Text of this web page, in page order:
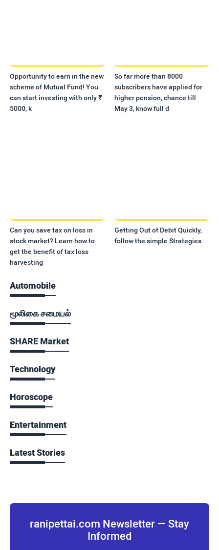
Opportunity to earn in the new
scheme of Mutual Fund! You
can start investing with only ₹
5000, k
So far more than 8000
subscribers have applied for
higher pension, chance till
May 3, know full d
Can you save tax on loss in
stock market? Learn how to
get the benefit of tax loss
harvesting
Getting Out of Debit Quickly,
follow the simple Strategies
Automobile
மூலிகை சமையல்
SHARE Market
Technology
Horoscope
Entertainment
Latest Stories
ranipettai.com Newsletter — Stay
Informed